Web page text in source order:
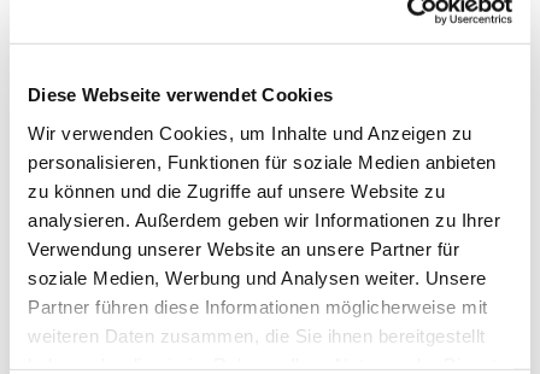
Diese Webseite verwendet Cookies
Wir verwenden Cookies, um Inhalte und Anzeigen zu
personalisieren, Funktionen für soziale Medien anbieten
zu können und die Zugriffe auf unsere Website zu
analysieren. Außerdem geben wir Informationen zu Ihrer
Verwendung unserer Website an unsere Partner für
soziale Medien, Werbung und Analysen weiter. Unsere
Partner führen diese Informationen möglicherweise mit
weiteren Daten zusammen, die Sie ihnen bereitgestellt
Dienstag, 8. September 2026, 17:00
- 20:00 Uhr
Gemeindehaus Verl - Jugendraum,
Paul-Gerhardt-Str. 6, 33415 Verl